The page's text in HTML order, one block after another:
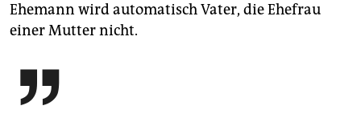
Ehemann wird automatisch Vater, die Ehefrau
einer Mutter nicht.
